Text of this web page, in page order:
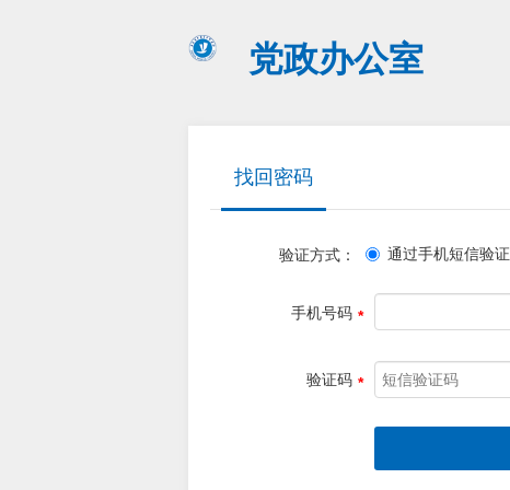
党政办公室
找回密码
验证方式： 通过手机短信验证
手机号码
验证码